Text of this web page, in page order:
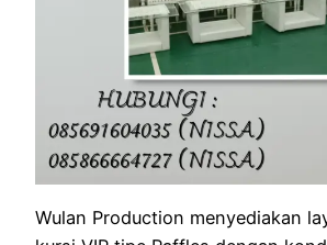
Wulan Production menyediakan